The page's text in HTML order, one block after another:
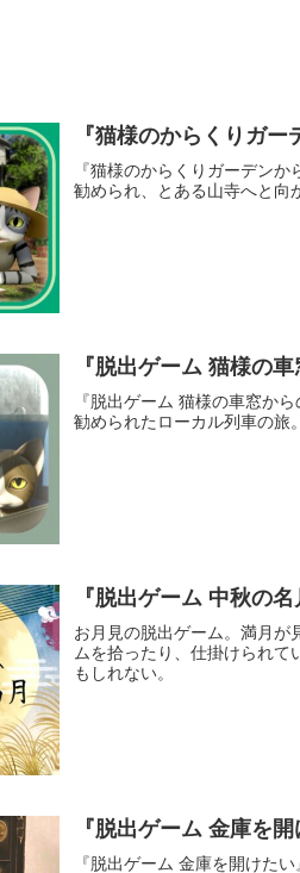
『猫様のからくりガ
『猫様のからくりガーデン
勧められ、とある山寺へと向
『脱出ゲーム 猫様の
『脱出ゲーム 猫様の車窓か
勧められたローカル列車の旅
『脱出ゲーム 中秋の
お月見の脱出ゲーム。満月が
ムを拾ったり、仕掛けられて
もしれない。
『脱出ゲーム 金庫を
『脱出ゲーム 金庫を開けた